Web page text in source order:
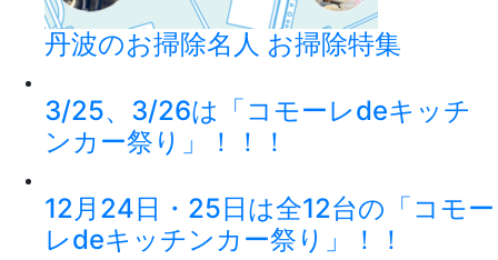
丹波のお掃除名人 お掃除特集
3/25、3/26は「コモーレdeキッチ
ンカー祭り」！！！
12月24日・25日は全12台の「コモー
レdeキッチンカー祭り」！！